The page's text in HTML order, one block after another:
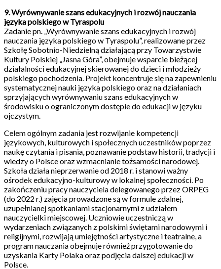
9. Wyrównywanie szans edukacyjnych i rozwój nauczania
języka polskiego w Tyraspolu
Zadanie pn. „Wyrównywanie szans edukacyjnych i rozwój
nauczania języka polskiego w Tyraspolu”, realizowane przez
Szkołę Sobotnio-Niedzielną działającą przy Towarzystwie
Kultury Polskiej „Jasna Góra”, obejmuje wsparcie bieżącej
działalności edukacyjnej skierowanej do dzieci i młodzieży
polskiego pochodzenia. Projekt koncentruje się na zapewnieniu
systematycznej nauki języka polskiego oraz na działaniach
sprzyjających wyrównywaniu szans edukacyjnych w
środowisku o ograniczonym dostępie do edukacji w języku
ojczystym.
Celem ogólnym zadania jest rozwijanie kompetencji
językowych, kulturowych i społecznych uczestników poprzez
naukę czytania i pisania, poznawanie podstaw historii, tradycji i
wiedzy o Polsce oraz wzmacnianie tożsamości narodowej.
Szkoła działa nieprzerwanie od 2018 r. i stanowi ważny
ośrodek edukacyjno-kulturowy w lokalnej społeczności. Po
zakończeniu pracy nauczyciela delegowanego przez ORPEG
(do 2022 r.) zajęcia prowadzone są w formule zdalnej,
uzupełnianej spotkaniami stacjonarnymi z udziałem
nauczycielki miejscowej. Uczniowie uczestniczą w
wydarzeniach związanych z polskimi świętami narodowymi i
religijnymi, rozwijają umiejętności artystyczne i teatralne, a
program nauczania obejmuje również przygotowanie do
uzyskania Karty Polaka oraz podjęcia dalszej edukacji w
Polsce.